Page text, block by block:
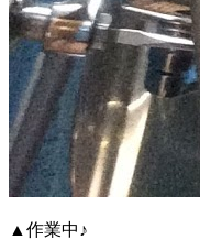
▲作業中♪